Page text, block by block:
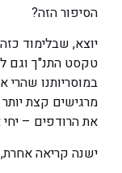
הסיפור הזה?
יוצא, שבלימוד
טקסט התנ"ך וגם
במוסריותנו שהרי
מרגישים קצת
את הרודפים – יחי
ישנה קריאה